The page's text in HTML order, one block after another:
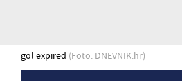
gol expired (Foto: DNEVNIK.hr)